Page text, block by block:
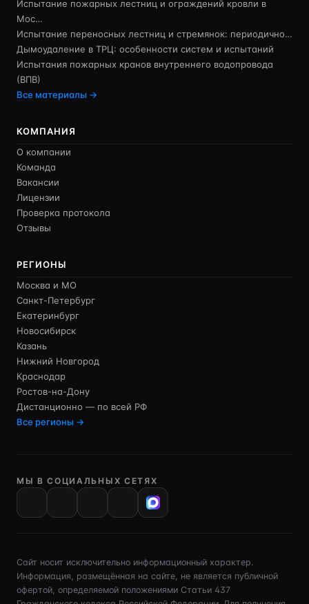
Испытание пожарных лестниц и ограждений кровли в
Мос…
Испытание переносных лестниц и стремянок: периодично…
Дымоудаление в ТРЦ: особенности систем и испытаний
Испытания пожарных кранов внутреннего водопровода
(ВПВ)
Все материалы →
КОМПАНИЯ
О компании
Команда
Вакансии
Лицензии
Проверка протокола
Отзывы
РЕГИОНЫ
Москва и МО
Санкт-Петербург
Екатеринбург
Новосибирск
Казань
Нижний Новгород
Краснодар
Ростов-на-Дону
Дистанционно — по всей РФ
Все регионы →
МЫ В СОЦИАЛЬНЫХ СЕТЯХ
Сайт носит исключительно информационный характер.
Информация, размещённая на сайте, не является публичной
офертой, определяемой положениями Статьи 437